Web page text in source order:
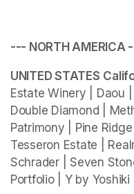
--- NORTH AMERICA
UNITED STATES
Estate Winery | Daou
Double Diamond |
Patrimony | Pine
Tesseron Estate |
Schrader | Seven
Portfolio | Y by Yoshiki